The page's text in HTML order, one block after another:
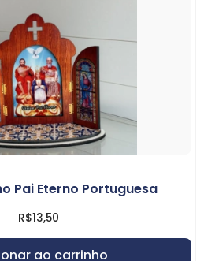
Pai Eterno Portuguesa
R$13,50
ao carrinho